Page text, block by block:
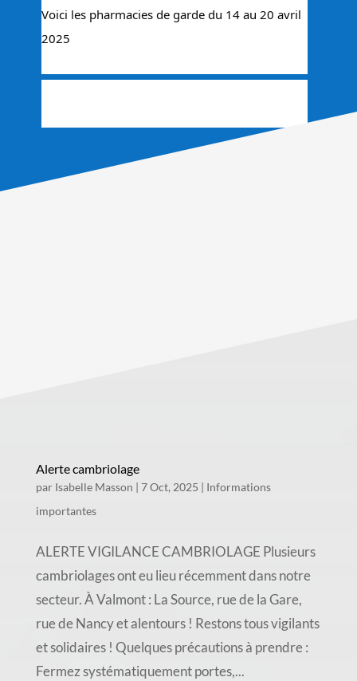
Voici les pharmacies de garde du 14 au 20 avril
2025
Alerte cambriolage
par Isabelle Masson | 7 Oct, 2025 | Informations
importantes
ALERTE VIGILANCE CAMBRIOLAGE Plusieurs
cambriolages ont eu lieu récemment dans notre
secteur. À Valmont : La Source, rue de la Gare,
rue de Nancy et alentours ! Restons tous vigilants
et solidaires ! Quelques précautions à prendre :
Fermez systématiquement portes,...